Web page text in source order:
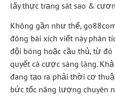
lấy thực trạng sát sao &
Không gần như thế,
đông bài xích viết này phân
đội bóng hoặc cầu thủ, từ
quyết cá cược sáng láng.
đang tạo ra phải thời cơ
bức tốc năng lượng chuyên